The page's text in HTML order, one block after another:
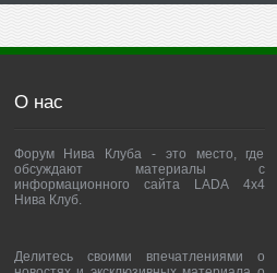
О нас
Форум Нива Клуба - это место, где
обсуждают материалы с
информационного сайта LADA 4x4
Нива Клуб.
Делитесь своими впечатлениями о